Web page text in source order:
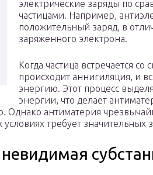
электрические заряды по
частицами. Например,
положительный заряд, в
заряженного электрона.
Когда частица встречается со
происходит аннигиляция, и
энергию. Этот процесс
энергии, что делает
Однако антиматерия
требует значительных